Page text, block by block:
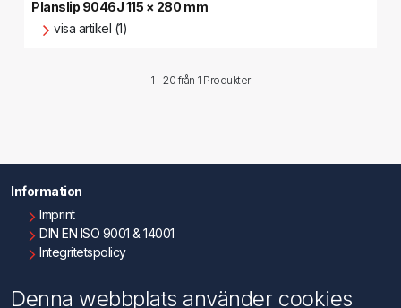
Planslip 9046J 115 × 280 mm
visa artikel (1)
1 - 20 från 1 Produkter
Information
Imprint
DIN EN ISO 9001 & 14001
Integritetspolicy
Denna webbplats använder cookies